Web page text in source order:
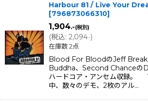
Harbour 81 / Live Your
[796873066310]
1,904.-(税別)
(税込: 2,094.-)
在庫数 2点
Blood For BloodのJeff
Buddha、Second Chanceの
ハードコア・アンセム収録。
中、数々のデモ、2枚のアル…